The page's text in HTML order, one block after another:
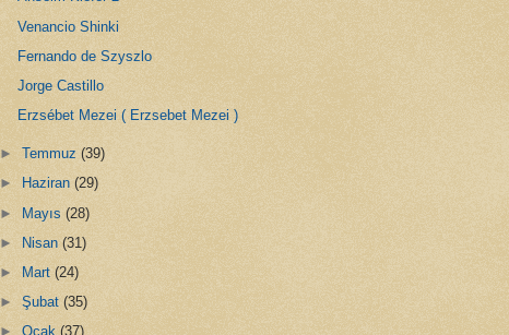
Venancio Shinki
Fernando de Szyszlo
Jorge Castillo
Erzsébet Mezei ( Erzsebet Mezei )
►Temmuz(39)
►
Haziran(29)
► Mayıs(28)
►
Nisan(31)
►
Mart(24)
►Şubat(35)
►Ocak(37)